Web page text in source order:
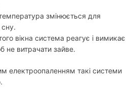
змінюється для
вікна система реагує і вимикає
не витрачати зайве.
електроопаленням такі системи